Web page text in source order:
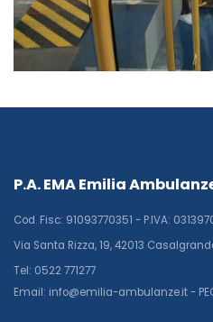
P.A. EMA Emilia
Cod. Fisc: 91093770351 - P.IVA:
Via Santa Rizza, 19, 42013
Tel: 0522 771277
Email: info@emilia-ambulanze.it -